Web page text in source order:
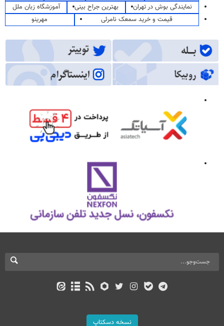
نمایندگی بوش در تهران
بهترین جراح بینی
آموزشگاه زبان ملل
قیمت و خرید سمعک نامرئی
مهرینو
نسخه دسکتاپ